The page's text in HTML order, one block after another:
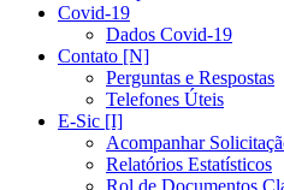
Covid-19
Dados Covid-19
Contato [N]
Perguntas e Respostas
Telefones Úteis
E-Sic [I]
Acompanhar
Relatórios Estatísticos
Rol de Documentos